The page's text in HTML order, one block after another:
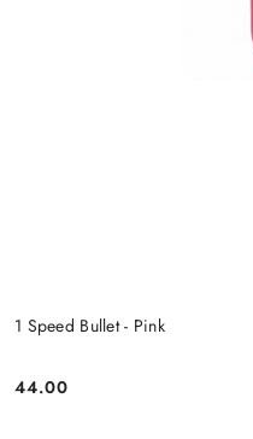
1 Speed Bullet - Pink
Cena:
44.00